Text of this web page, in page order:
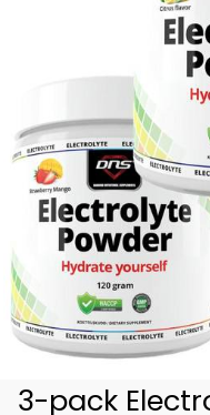
3-pack